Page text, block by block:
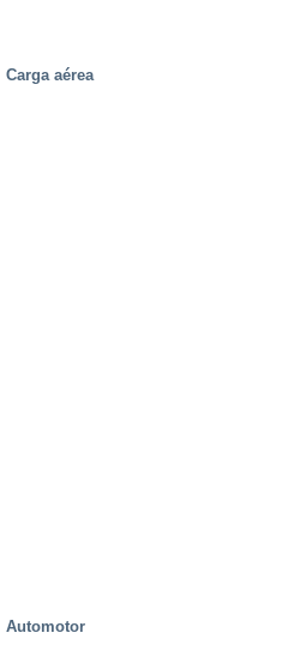
Carga aérea
Automotor